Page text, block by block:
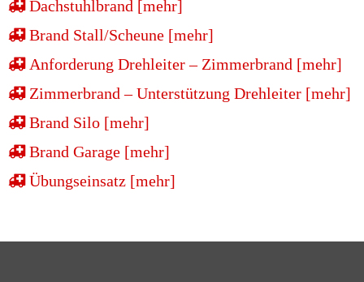
Dachstuhlbrand [mehr]
Brand Stall/Scheune [mehr]
Anforderung Drehleiter – Zimmerbrand [mehr]
Zimmerbrand – Unterstützung Drehleiter [mehr]
Brand Silo [mehr]
Brand Garage [mehr]
Übungseinsatz [mehr]